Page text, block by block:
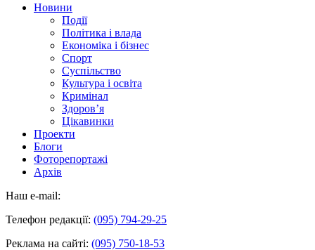
Новини
Події
Політика і влада
Економіка і бізнес
Спорт
Суспільство
Культура і освіта
Кримінал
Здоров’я
Цікавинки
Проекти
Блоги
Фоторепортажі
Архів
Наш e-mail:
Телефон редакції: (095) 794-29-25
Реклама на сайті: (095) 750-18-53